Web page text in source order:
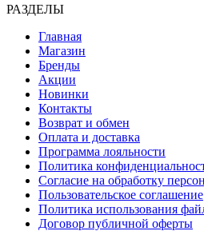
РАЗДЕЛЫ
Главная
Магазин
Бренды
Акции
Новинки
Контакты
Возврат и обмен
Оплата и доставка
Программа лояльности
Политика
Согласие на обработку
Пользовательское соглашение
Политика использования
Договор публичной оферты